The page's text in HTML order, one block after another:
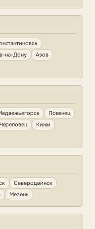
на-Дону
Азов
Повенец
Череповец
Кижи
Северодвинск
Мезень